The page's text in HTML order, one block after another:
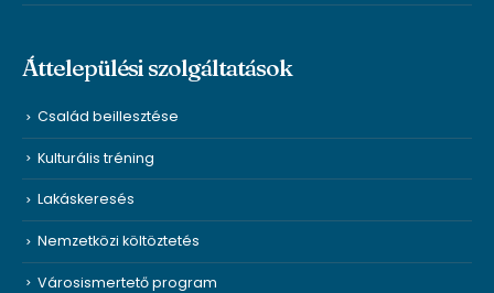
Áttelepülési szolgáltatások
Család beillesztése
Kulturális tréning
Lakáskeresés
Nemzetközi költöztetés
Városismertető program